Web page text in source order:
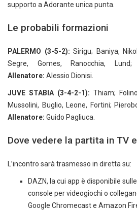
supporto a Adorante unica punta.
Le probabili formazioni
PALERMO (3-5-2): Sirigu; Baniya,
Segre, Gomes, Ranocchia,
Allenatore: Alessio Dionisi.
JUVE STABIA (3-4-2-1): Thiam;
Mussolini, Buglio, Leone, Fortini;
Allenatore: Guido Pagliuca.
Dove vedere la partita in TV
L’incontro sarà trasmesso in diretta su:
DAZN, la cui app è disponibile
console per videogiochi o
Google Chromecast e Amazon